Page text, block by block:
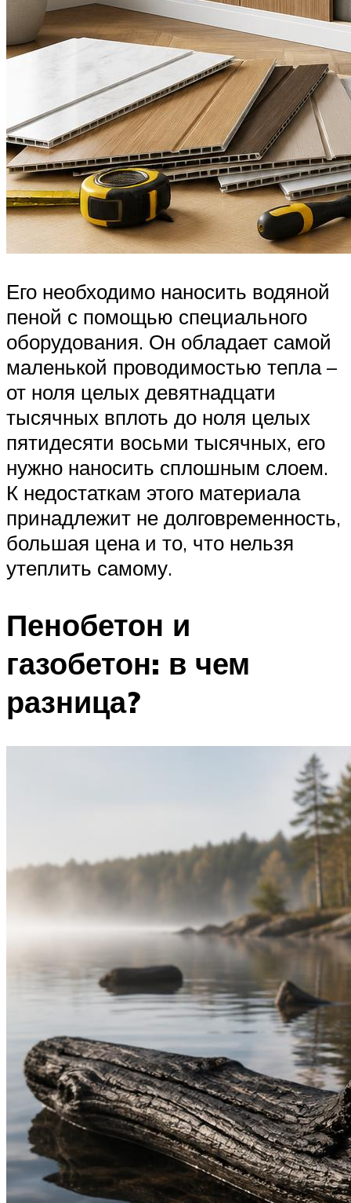
Его необходимо наносить водяной
пеной с помощью специального
оборудования. Он обладает самой
маленькой проводимостью тепла –
от ноля целых девятнадцати
тысячных вплоть до ноля целых
пятидесяти восьми тысячных, его
нужно наносить сплошным слоем.
К недостаткам этого материала
принадлежит не долговременность,
большая цена и то, что нельзя
утеплить самому.
Пенобетон и
газобетон: в чем
разница?